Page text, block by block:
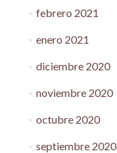
febrero 2021
enero 2021
diciembre 2020
noviembre 2020
octubre 2020
septiembre 2020